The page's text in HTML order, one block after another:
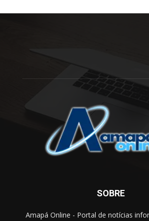
SOBRE
Amapá Online - Portal de notícias